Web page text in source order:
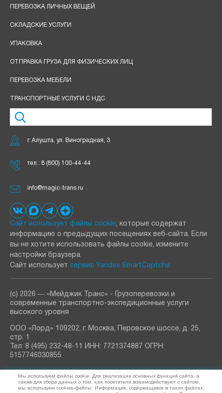
ПЕРЕВОЗКА ЛИЧНЫХ ВЕЩЕЙ
СКЛАДСКИЕ УСЛУГИ
УПАКОВКА
ОТПРАВКА ГРУЗА ДЛЯ ФИЗИЧЕСКИХ ЛИЦ
ПЕРЕВОЗКА МЕБЕЛИ
ТРАНСПОРТНЫЕ УСЛУГИ С НДС
г. Алушта, ул. Виноградная, 3
тел.: 8 (800) 100-44-44
info@magic-trans.ru
Сайт использует файлы cookie, которые содержат
информацию о предыдущих посещениях веб‑сайта. Если
вы не хотите использовать файлы cookie, измените
настройки браузера.
Сайт использует сервис Yandex SmartCaptcha
(с) 2026 ― «Мейджик Транс» - Грузоперевозки и
современные транспортно-экспедиционные услуги
высокого уровня
ООО «Лорд» 109202, г. Москва, Перовское шоссе, д. 25,
стр. 1
Тел: 8 (495) 232-48-11 ИНН: 7721374887 ОГРН:
5157746030855
РАССЫЛКА узнавайте о новостях и акциях
Мы используем файлы cookie. Для реализации основных функций сайта, а
также для сбора данных о том, как посетители взаимодействуют с сайтом,
мы используем cookies-файлы. Информация, содержащаяся в таких файлах,